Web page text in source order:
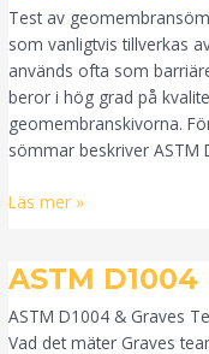
Test av
som vanligtvis tillverkas
används ofta som
beror i hög grad på
geomembranskivorna.
sömmar beskriver ASTM
Läs mer »
ASTM D1004
ASTM D1004 & Graves
Vad det mäter Graves
ASTM